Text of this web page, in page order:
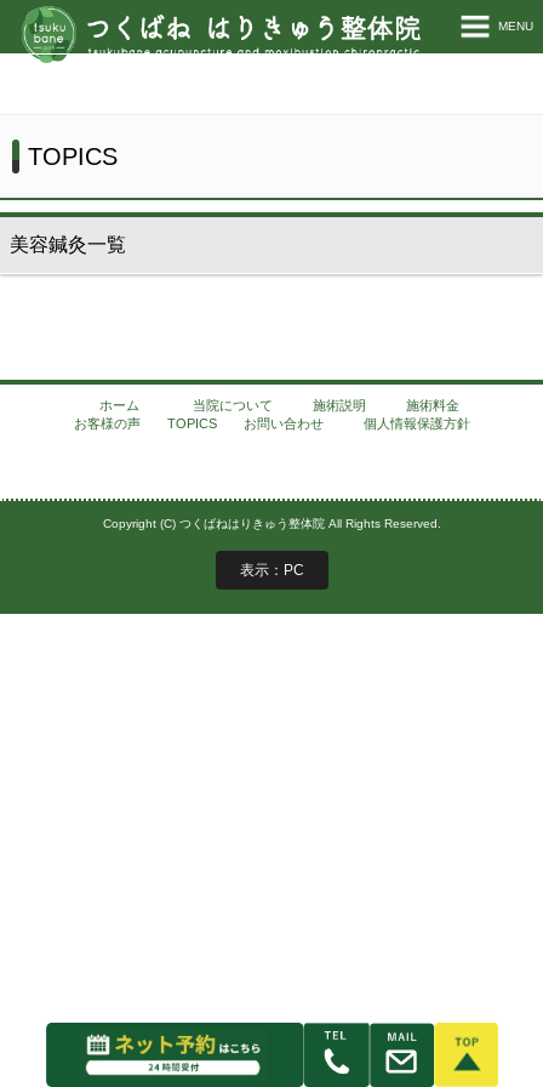
MENU
施術料金
お問い合わせ
TOPICS
美容鍼灸一覧
ホーム 当院について 施術説明
施術料金
お客様の声
TOPICS お問い合わせ 個人情報保護方針
Copyright (C) つくばねはりきゅう整体院 All Rights Reserved.
表示：PC